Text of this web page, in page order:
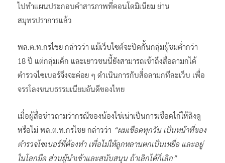
ไปทำแผนประกอบคำสารภาพที่คอนโดมิเนียม ย่าน
สมุทรปราการแล้ว
พล.ต.ท.กรไชย กล่าวว่า แม้เว็บไซต์จะปิดกั้นกลุ่มผู้ชมต่ำกว่า
18 ปี แต่กลุ่มเด็ก และเยาวชนนี้ยังสามารถเข้าถึงสื่อลามกได้
ตำรวจไซเบอร์จึงจะค่อย ๆ ดำเนินการกับสื่อลามกทีละเว็บ เพื่อ
จรรโลงขนบธรรมเนียมอันดีของไทย
เมื่อผู้สื่อข่าวถามว่ากรณีของน้องไข่เน่าเป็นการเชือดไก่ให้ลิงดู
หรือไม่ พล.ต.ท.กรไชย กล่าวว่า “ผมเชือดทุกวัน เป็นหน้าที่ของ
ตำรวจไซเบอร์ที่ต้องทำ เพื่อไม่ให้ลูกหลานตกเป็นเหยื่อ และอยู่
ในโลกมืด ส่วนผู้นำเข้าและสนับสนุน ถ้าเลิกได้ก็เลิก”